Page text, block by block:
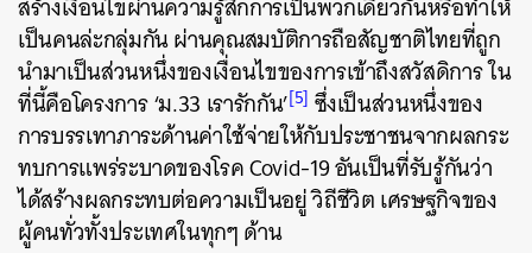
เป็นคนล่ะกลุ่มกัน ผ่านคุณสมบัติการถือสัญชาติไทยที่ถูก
นำมาเป็นส่วนหนึ่งของเงื่อนไขของการเข้าถึงสวัสดิการ ใน
ที่นี้คือโครงการ ‘ม.33 เรารักกัน’[5] ซึ่งเป็นส่วนหนึ่งของ
การบรรเทาภาระด้านค่าใช้จ่ายให้กับประชาชนจากผลกระ
ทบการแพร่ระบาดของโรค Covid-19 อันเป็นที่รับรู้กันว่า
ได้สร้างผลกระทบต่อความเป็นอยู่ วิถีชีวิต เศรษฐกิจของ
ผู้คนทั่วทั้งประเทศในทุกๆ ด้าน